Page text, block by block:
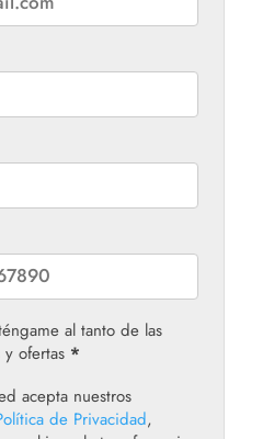
al tanto de las
ofertas *
acepta nuestros
de Privacidad,